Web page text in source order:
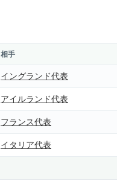
相手
イングランド代表
アイルランド代表
フランス代表
イタリア代表